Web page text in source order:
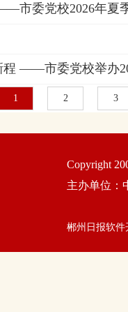
市委党校2026年夏
程 ——市委党校举办
1 2 3
Copyright
主办单位：
郴州日报软